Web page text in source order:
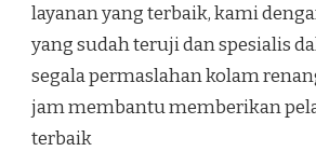
layanan yang terbaik, kami
yang sudah teruji dan spesialis
segala permaslahan kolam
jam membantu memberikan
terbaik